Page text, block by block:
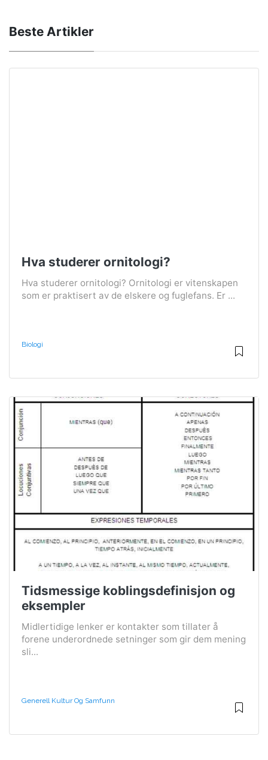
Beste Artikler
Hva studerer ornitologi?
Hva studerer ornitologi? Ornitologi er vitenskapen
som er praktisert av de elskere og fuglefans. Er ...
Biologi
Tidsmessige koblingsdefinisjon og
eksempler
Midlertidige lenker er kontakter som tillater å
forene underordnede setninger som gir dem mening
sli...
Generell Kultur Og Samfunn